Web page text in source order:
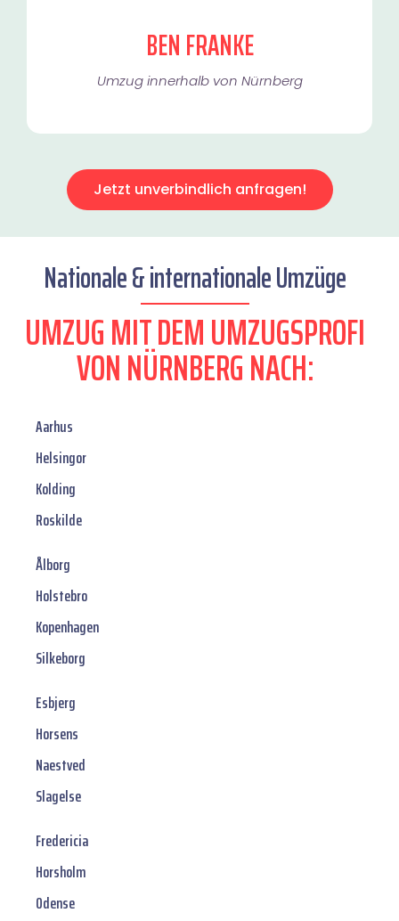
BEN FRANKE
Umzug innerhalb von Nürnberg​
Jetzt unverbindlich anfragen!
Nationale & internationale Umzüge
UMZUG MIT DEM UMZUGSPROFI
VON NÜRNBERG NACH:
Aarhus
Helsingor
Kolding
Roskilde
Ålborg
Holstebro
Kopenhagen
Silkeborg
Esbjerg
Horsens
Naestved
Slagelse
Fredericia
Horsholm
Odense